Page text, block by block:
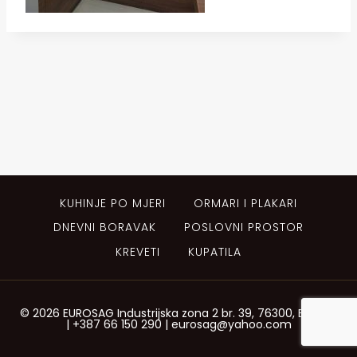
KUHINJE PO MJERI
ORMARI I PLAKARI
DNEVNI BORAVAK
POSLOVNI PROSTOR
KREVETI
KUPATILA
© 2026 EUROSAG Industrijska zona 2 br. 39, 76300, Bijeljina
| +387 66 150 290 | eurosag@yahoo.com